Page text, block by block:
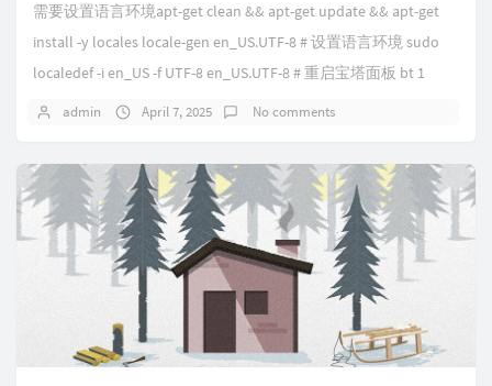
需要设置语言环境apt-get clean && apt-get update && apt-get
install -y locales locale-gen en_US.UTF-8 # 设置语言环境 sudo
localedef -i en_US -f UTF-8 en_US.UTF-8 # 重启宝塔面板 bt 1
admin April 7, 2025 No comments